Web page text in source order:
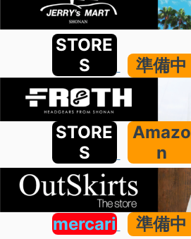
STORE
S
準備中
STORE
S
Amazo
n
mercari 準備中